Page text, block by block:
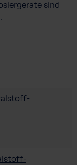
sind